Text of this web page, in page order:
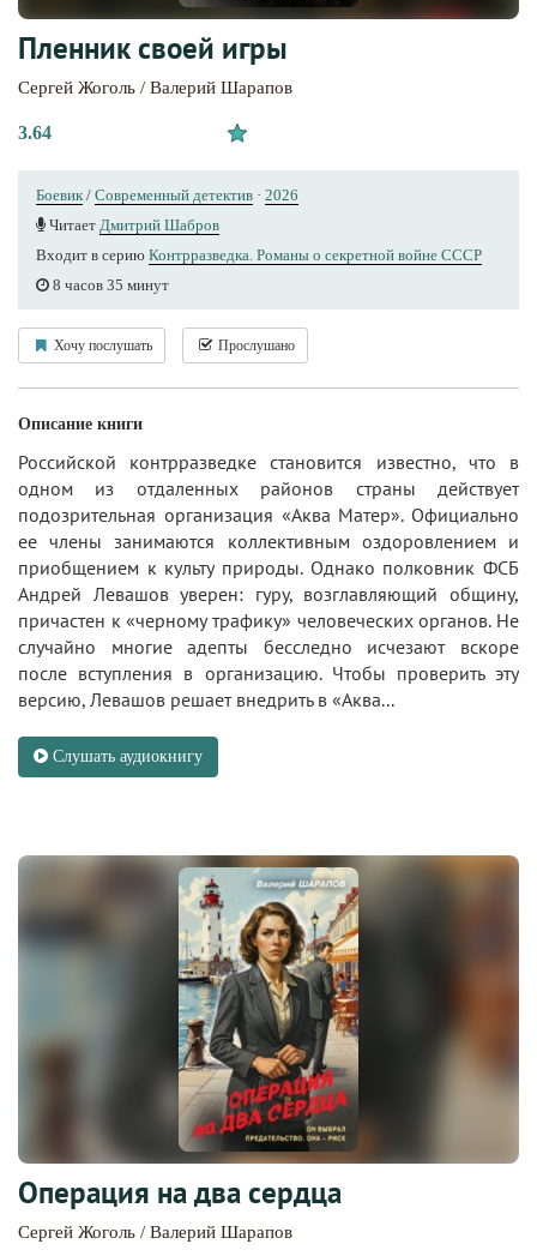
Пленник своей игры
Сергей Жоголь / Валерий Шарапов
3.64
Боевик / Современный детектив · 2026
Читает Дмитрий Шабров
Входит в серию Контрразведка. Романы о секретной войне СССР
8 часов 35 минут
Хочу послушать Прослушано
Описание книги
Российской контрразведке становится известно, что в
одном из отдаленных районов страны действует
подозрительная организация «Аква Матер». Официально
ее члены занимаются коллективным оздоровлением и
приобщением к культу природы. Однако полковник ФСБ
Андрей Левашов уверен: гуру, возглавляющий общину,
причастен к «черному трафику» человеческих органов. Не
случайно многие адепты бесследно исчезают вскоре
после вступления в организацию. Чтобы проверить эту
версию, Левашов решает внедрить в «Аква...
Слушать аудиокнигу
Операция на два сердца
Сергей Жоголь / Валерий Шарапов